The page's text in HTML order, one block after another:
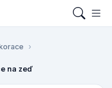
na zeď